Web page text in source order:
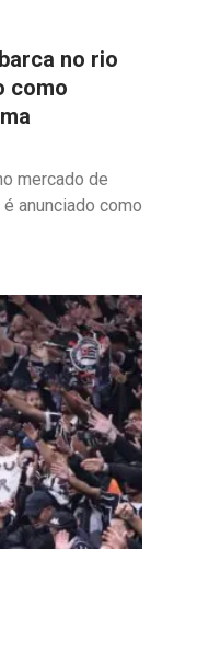
no rio
como
mercado de
anunciado como